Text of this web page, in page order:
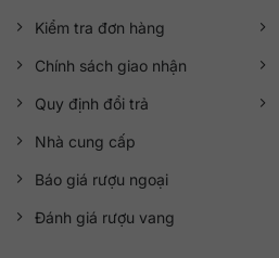
Kiểm tra đơn hàng
Chính sách giao nhận
Quy định đổi trả
Nhà cung cấp
Báo giá rượu ngoại
Đánh giá rượu vang